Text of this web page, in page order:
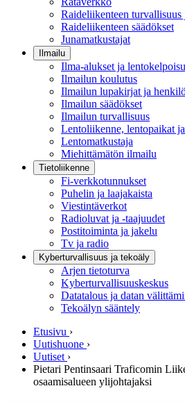
Raideliikenteen
Raideliikenteen säädökset
Junamatkustajat
Ilmailu
Ilma-alukset ja
Ilmailun koulutus
Ilmailun lupakirjat ja
Ilmailun säädökset
Ilmailun turvallisuus
Lentoliikenne, lentopaikat
Lentomatkustaja
Miehittämätön ilmailu
Tietoliikenne
Fi-verkkotunnukset
Puhelin ja laajakaista
Viestintäverkot
Radioluvat ja -taajuudet
Postitoiminta ja jakelu
Tv ja radio
Kyberturvallisuus ja tekoäly
Arjen tietoturva
Kyberturvallisuuskeskus
Datatalous ja datan
Tekoälyn sääntely
Etusivu ›
Uutishuone ›
Uutiset ›
Pietari Pentinsaari Traficomin
osaamisalueen ylijohtajaksi